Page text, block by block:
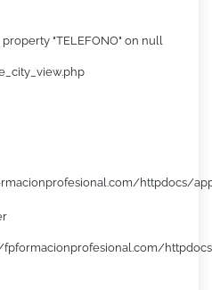
"TELEFONO" on null
httpdocs/